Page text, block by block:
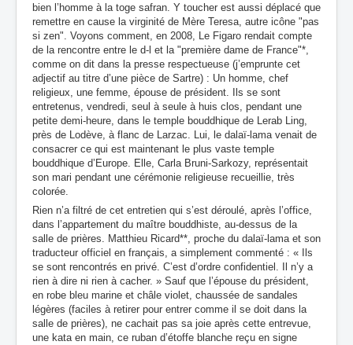
bien l’homme à la toge safran. Y toucher est aussi déplacé que
remettre en cause la virginité de Mère Teresa, autre icône "pas
si zen". Voyons comment, en 2008, Le Figaro rendait compte
de la rencontre entre le d-l et la "première dame de France"*,
comme on dit dans la presse respectueuse (j’emprunte cet
adjectif au titre d’une pièce de Sartre) : Un homme, chef
religieux, une femme, épouse de président. Ils se sont
entretenus, vendredi, seul à seule à huis clos, pendant une
petite demi-heure, dans le temple bouddhique de Lerab Ling,
près de Lodève, à flanc de Larzac. Lui, le dalaï-lama venait de
consacrer ce qui est maintenant le plus vaste temple
bouddhique d’Europe. Elle, Carla Bruni-Sarkozy, représentait
son mari pendant une cérémonie religieuse recueillie, très
colorée.
Rien n’a filtré de cet entretien qui s’est déroulé, après l’office,
dans l’appartement du maître bouddhiste, au-dessus de la
salle de prières. Matthieu Ricard**, proche du dalaï-lama et son
traducteur officiel en français, a simplement commenté : « Ils
se sont rencontrés en privé. C’est d’ordre confidentiel. Il n’y a
rien à dire ni rien à cacher. » Sauf que l’épouse du président,
en robe bleu marine et châle violet, chaussée de sandales
légères (faciles à retirer pour entrer comme il se doit dans la
salle de prières), ne cachait pas sa joie après cette entrevue,
une kata en main, ce ruban d’étoffe blanche reçu en signe